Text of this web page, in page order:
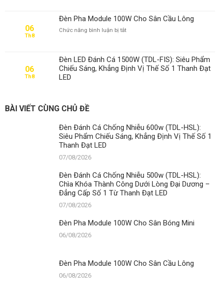
100W
Cho
Mini
06
Th8
Đèn Pha Module 100W Cho Sân Cầu Lông
Chức năng bình luận bị tắtở
Module
100W
Cho
06
Th8
Đèn LED Đánh Cá 1500W (TDL-FIS): Siêu Phẩm
Chiếu Sáng, Khẳng Định Vị Thế Số 1 Thanh Đạt
LED
BÀI VIẾT CÙNG CHỦ ĐỀ
Đèn Đánh Cá Chống Nhiễu 600w (TDL-HSL):
Siêu Phẩm Chiếu Sáng, Khẳng Định Vị Thế Số 1
Thanh Đạt LED
07/08/2026
Đèn Đánh Cá Chống Nhiễu 500w (TDL-HSL):
Chìa Khóa Thành Công Dưới Lòng Đại Dương –
Đẳng Cấp Số 1 Từ Thanh Đạt LED
07/08/2026
Đèn Pha Module 100W Cho Sân Bóng Mini
06/08/2026
Đèn Pha Module 100W Cho Sân Cầu Lông
06/08/2026